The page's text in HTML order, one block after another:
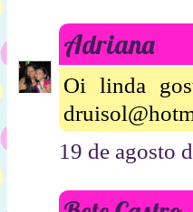
Adriana
Oi linda
19 de agosto